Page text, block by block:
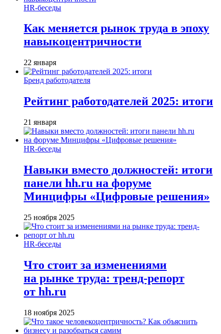
HR-беседы
Как меняется рынок труда в эпоху
навыкоцентричности
22 января
Бренд работодателя
Рейтинг работодателей 2025: итоги
21 января
HR-беседы
Навыки вместо должностей: итоги
панели hh.ru на форуме
Минцифры «Цифровые решения»
25 ноября 2025
HR-беседы
Что стоит за изменениями
на рынке труда: тренд-репорт
от hh.ru
18 ноября 2025